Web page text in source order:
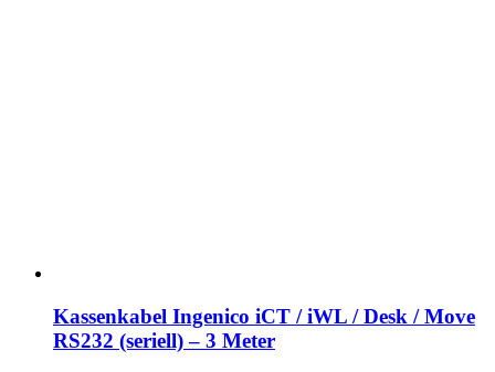
Kassenkabel Ingenico iCT / iWL / Desk / Move
RS232 (seriell) – 3 Meter